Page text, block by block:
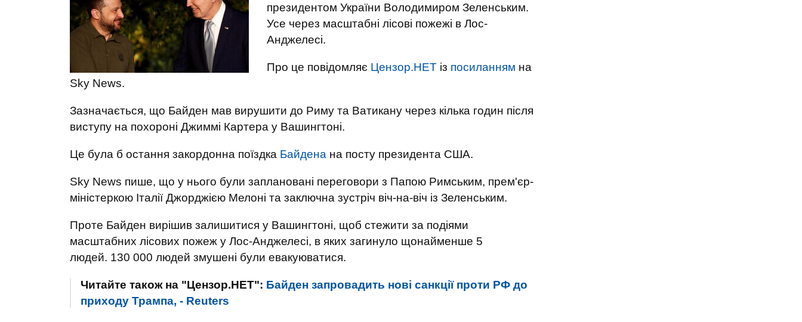
президентом України Володимиром Зеленським.
Усе через масштабні лісові пожежі в Лос-
Анджелесі.
Про це повідомляє Цензор.НЕТ із посиланням на
Sky News.
Зазначається, що Байден мав вирушити до Риму та Ватикану через кілька годин після
виступу на похороні Джиммі Картера у Вашингтоні.
Це була б остання закордонна поїздка Байдена на посту президента США.
Sky News пише, що у нього були заплановані переговори з Папою Римським, прем'єр-
міністеркою Італії Джорджією Мелоні та заключна зустріч віч-на-віч із Зеленським.
Проте Байден вирішив залишитися у Вашингтоні, щоб стежити за подіями
масштабних лісових пожеж у Лос-Анджелесі, в яких загинуло щонайменше 5
людей. 130 000 людей змушені були евакуюватися.
Читайте також на "Цензор.НЕТ": Байден запровадить нові санкції проти РФ до
приходу Трампа, - Reuters